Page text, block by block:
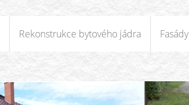
Rekonstrukce bytového jádra Fasády